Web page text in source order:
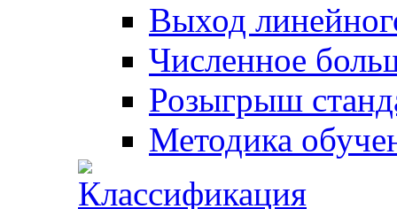
Выход
Численное
Розыгрыш
Методика